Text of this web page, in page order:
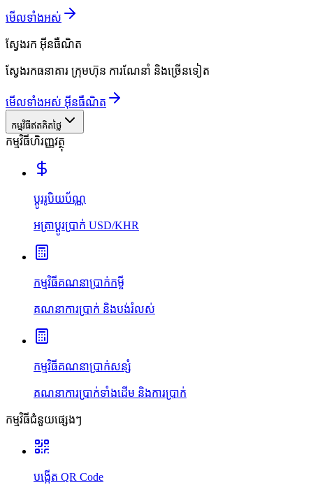
មើលទាំងអស់
ស្វែងរក អ៊ីនធឺណិត
ស្វែងរកធនាគារ ក្រុមហ៊ុន ការណែនាំ និងច្រើនទៀត
មើលទាំងអស់ អ៊ីនធឺណិត
កម្មវិធីឥតគិតថ្លៃ
កម្មវិធីហិរញ្ញវត្ថុ
ប្ដូររូបិយប័ណ្ណ
អត្រាប្ដូរប្រាក់ USD/KHR
កម្មវិធីគណនាប្រាក់កម្ចី
គណនាការប្រាក់ និងបង់រំលស់
កម្មវិធីគណនាប្រាក់សន្សំ
គណនាការប្រាក់ទាំងដើម និងការប្រាក់
កម្មវិធីជំនួយផ្សេងៗ
បង្កើត QR Code